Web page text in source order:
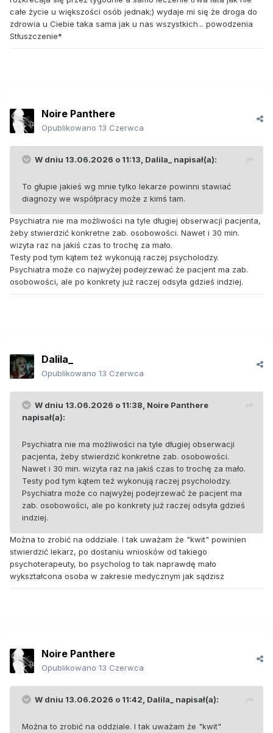
całe życie u większości osób jednak;) wydaje mi się że droga do
zdrowia u Ciebie taka sama jak u nas wszystkich... powodzenia
Stłuszczenie*
Noire Panthere
Opublikowano 13 Czerwca
W dniu 13.06.2026 o 11:13, Dalila_ napisał(a):
To głupie jakieś wg mnie tylko lekarze powinni stawiać
diagnozy we współpracy może z kimś tam.
Psychiatra nie ma możliwości na tyle długiej obserwacji pacjenta,
żeby stwierdzić konkretne zab. osobowości. Nawet i 30 min.
wizyta raz na jakiś czas to trochę za mało.
Testy pod tym kątem też wykonują raczej psycholodzy.
Psychiatra może co najwyżej podejrzewać że pacjent ma zab.
osobowości, ale po konkrety już raczej odsyła gdzieś indziej.
Dalila_
Opublikowano 13 Czerwca
W dniu 13.06.2026 o 11:38, Noire Panthere
napisał(a):
Psychiatra nie ma możliwości na tyle długiej obserwacji
pacjenta, żeby stwierdzić konkretne zab. osobowości.
Nawet i 30 min. wizyta raz na jakiś czas to trochę za mało.
Testy pod tym kątem też wykonują raczej psycholodzy.
Psychiatra może co najwyżej podejrzewać że pacjent ma
zab. osobowości, ale po konkrety już raczej odsyła gdzieś
indziej.
Można to zrobić na oddziale. I tak uważam że "kwit" powinien
stwierdzić lekarz, po dostaniu wniosków od takiego
psychoterapeuty, bo psycholog to tak naprawdę mało
wykształcona osoba w zakresie medycznym jak sądzisz
Noire Panthere
Opublikowano 13 Czerwca
W dniu 13.06.2026 o 11:42, Dalila_ napisał(a):
Można to zrobić na oddziale. I tak uważam że "kwit"